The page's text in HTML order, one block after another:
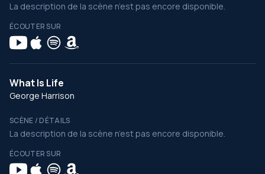
La description de la scène n’est pas encore disponible.
ÉCOUTER SUR
What Is Life
George Harrison
SCÈNE / DÉTAILS
La description de la scène n’est pas encore disponible.
ÉCOUTER SUR